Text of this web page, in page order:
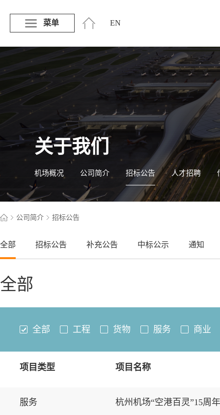
菜单 EN
关于我们
机场概况 公司简介 招标公告 人才招聘
公司简介 招标公告
全部 招标公告 补充公告 中标公示 通知
全部
全部 工程 货物 服务 商业
项目类型 项目名称
服务 杭州机场“空港百灵”15周